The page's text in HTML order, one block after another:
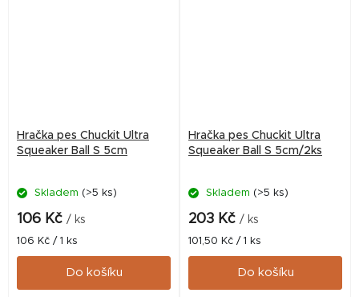
Hračka pes Chuckit Ultra
Squeaker Ball S 5cm
Skladem (>5 ks)
106 Kč / ks
Měrná
cena:
106 Kč / 1 ks
Do košíku
Hračka pes Chuckit Ultra
Squeaker Ball S 5cm/2ks
Skladem (>5 ks)
203 Kč / ks
Měrná
cena:
101,50 Kč / 1 ks
Do košíku